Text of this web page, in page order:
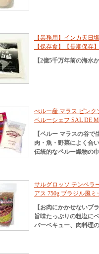
【業務用】インカ天
【保存食】【長期保存】
【2億5千万年前の海水
ぺルー産 マラス ピンク
ペルーシェフ SAL DE
【ペルー マラスの谷
肉・魚・野菜によく合
伝統的なペルー織物の
サルグロッソ テンペラ
アス 750g ブラジル風ミ
【お肉にかかせないブ
旨味たっぷりの粗塩に
バーベキュー、肉料理